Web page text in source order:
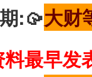
:🥠大财
料最早发